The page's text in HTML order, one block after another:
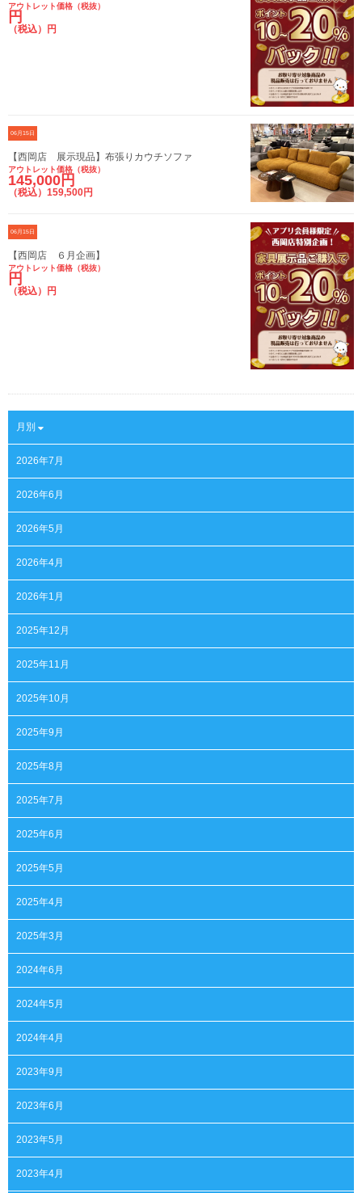
アウトレット価格（税抜）
円
（税込）円
06月15日
【西岡店 展示現品】布張りカウチソファ
アウトレット価格（税抜）
145,000円
（税込）159,500円
06月15日
【西岡店 ６月企画】
アウトレット価格（税抜）
円
（税込）円
月別
2026年7月
2026年6月
2026年5月
2026年4月
2026年1月
2025年12月
2025年11月
2025年10月
2025年9月
2025年8月
2025年7月
2025年6月
2025年5月
2025年4月
2025年3月
2024年6月
2024年5月
2024年4月
2023年9月
2023年6月
2023年5月
2023年4月